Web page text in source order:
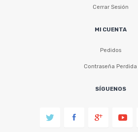
Cerrar Sesión
MI CUENTA
Pedidos
Contraseña Perdida
SÍGUENOS